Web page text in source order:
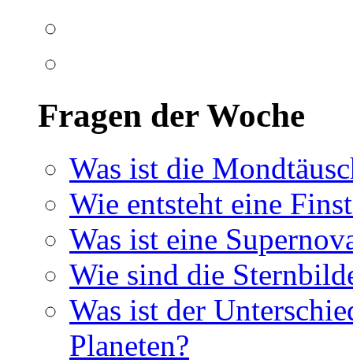
Fragen der Woche
Was ist die
Wie entsteht eine
Was ist eine
Wie sind die
Was ist der
Planeten?